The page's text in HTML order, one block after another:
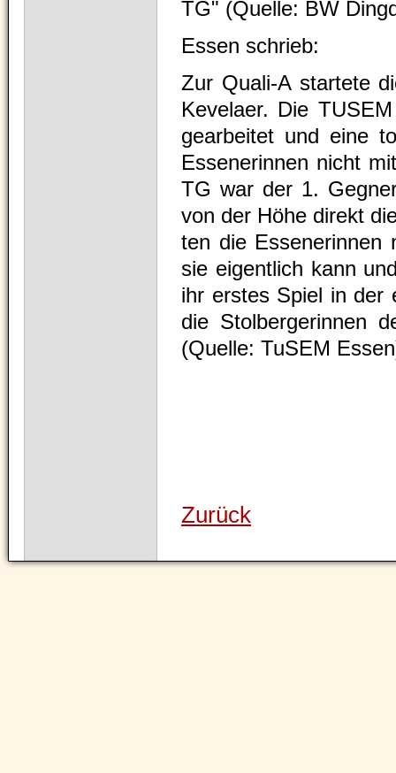
TG" (Quelle: BW
Essen schrieb:
Zur Qua­li-A star­te­te
Keve­la­er. Die
gear­bei­tet und eine
Esse­ne­rin­nen nicht
TG war der 1.
von der Höhe direkt
ten die Esse­ne­rin­nen
sie eigent­lich kann
ihr ers­tes Spiel in der
die Stol­ber­ge­rin­nen
(Quelle: TuSEM
Zurück
Navigation